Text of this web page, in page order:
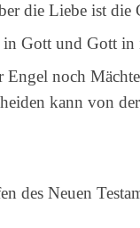
die Liebe ist
Gott und Gott in
noch
kann von
des Neuen